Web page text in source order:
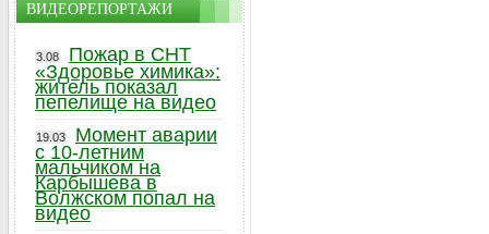
ВИДЕОРЕПОРТАЖИ
3.08
Пожар в СНТ
«Здоровье химика»:
житель показал
пепелище на видео
19.03
Момент аварии
с 10-летним
мальчиком на
Карбышева в
Волжском попал на
видео